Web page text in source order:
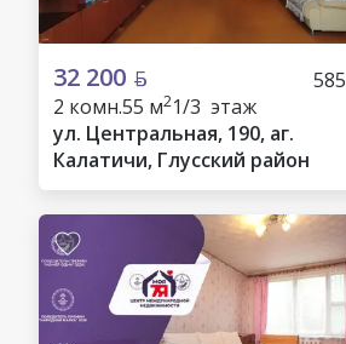
32 200 585
2 комн.55 м21/3 этаж
ул. Центральная, 190, аг.
Калатичи, Глусский район